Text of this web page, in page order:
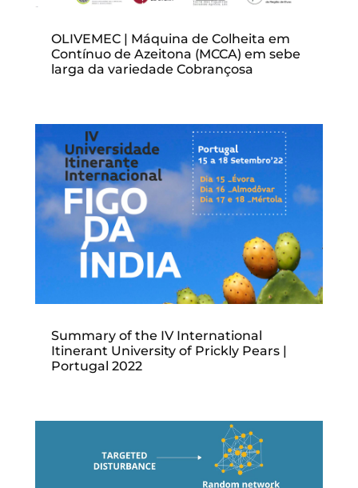
OLIVEMEC | Máquina de Colheita em
Contínuo de Azeitona (MCCA) em sebe
larga da variedade Cobrançosa
Summary of the IV International
Itinerant University of Prickly Pears |
Portugal 2022